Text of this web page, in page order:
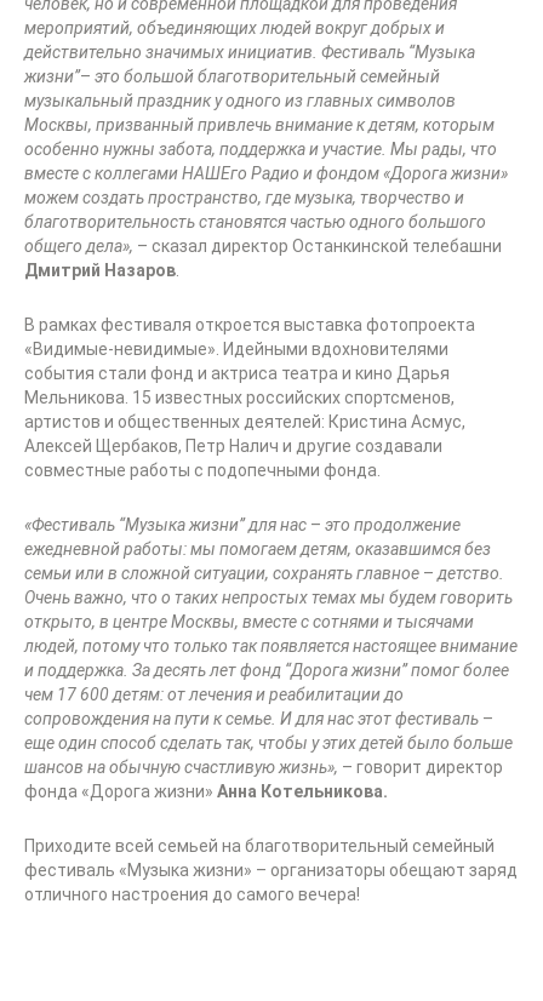
мероприятий, объединяющих людей вокруг добрых и
действительно значимых инициатив. Фестиваль “Музыка
жизни”– это большой благотворительный семейный
музыкальный праздник у одного из главных символов
Москвы, призванный привлечь внимание к детям, которым
особенно нужны забота, поддержка и участие. Мы рады, что
вместе с коллегамиНАШЕго Радио и фондом «Дорога жизни»
можем создать пространство, где музыка, творчество и
благотворительность становятся частью одного большого
общего дела», – сказал директор Останкинской телебашни
Дмитрий Назаров
В рамках фестиваля откроется выставка фотопроекта
«Видимые-невидимые». Идейными вдохновителями
события стали фонд и актриса театра и кино Дарья
Мельникова. 15 известных российских спортсменов,
артистов и общественных деятелей: Кристина Асмус,
Алексей Щербаков, Петр Налич и другие создавали
совместные работы с подопечными фонда.
«Фестиваль “Музыка жизни” для нас – это продолжение
ежедневной работы: мы помогаем детям, оказавшимся без
семьи или в сложной ситуации, сохранять главное – детство.
Очень важно, что о таких непростых темах мы будем говорить
открыто, в центре Москвы, вместе с сотнями и тысячами
людей, потому что только так появляется настоящее внимание
и поддержка. За десять лет фонд “Дорога жизни” помог более
чем 17 600 детям: от лечения и реабилитации до
сопровождения на пути к семье. И для нас этот фестиваль –
еще один способ сделать так, чтобы у этих детей было больше
шансов на обычную счастливую жизнь», – говорит директор
фонда «Дорога жизни» Анна Котельникова.
Приходите всей семьей на благотворительный семейный
фестиваль «Музыка жизни» – организаторы обещают заряд
отличного настроения до самого вечера!